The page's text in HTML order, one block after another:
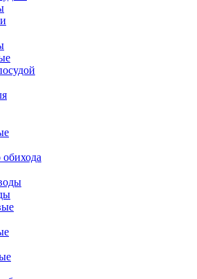
обихода